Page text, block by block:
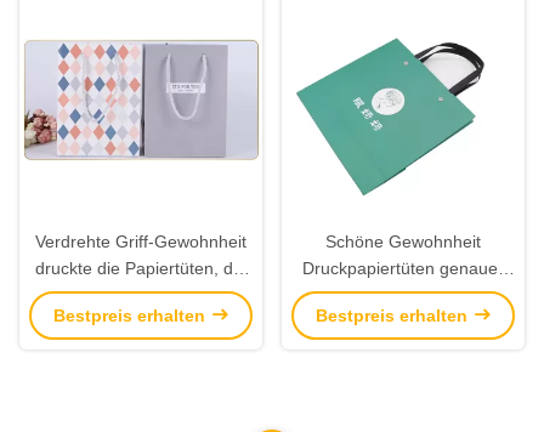
Verdrehte Griff-Gewohnheit
druckte die Papiertüten, die
für das Verpacken/Einkaufen
ungiftig sind
Bestpreis erhalten
Schöne Gewohnheit
Druckpapiertüten genauer
Druckhochleistungsfsc
genehmigt
Bestpreis erhalten